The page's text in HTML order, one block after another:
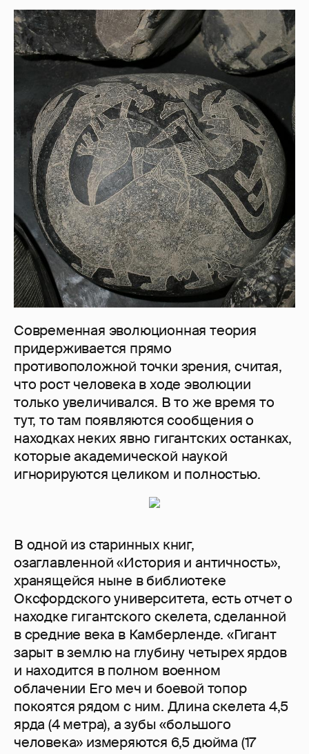
Современная эволюционная теория
придерживается прямо
противоположной точки зрения, считая,
что рост человека в ходе эволюции
только увеличивался. В то же время то
тут, то там появляются сообщения о
находках неких явно гигантских останках,
которые академической наукой
игнорируются целиком и полностью.
В одной из старинных книг,
озаглавленной «История и античность»,
хранящейся ныне в библиотеке
Оксфордского университета, есть отчет о
находке гигантского скелета, сделанной
в средние века в Камберленде. «Гигант
зарыт в землю на глубину четырех ярдов
и находится в полном военном
облачении Его меч и боевой топор
покоятся рядом с ним. Длина скелета 4,5
ярда (4 метра), а зубы «большого
человека» измеряются 6,5 дюйма (17